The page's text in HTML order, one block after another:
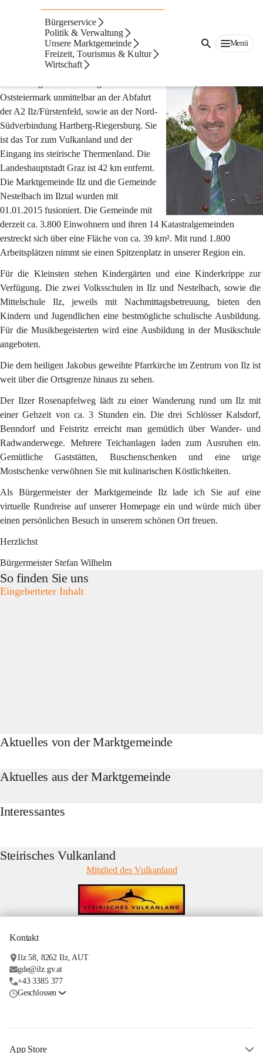
Bürgerservice
Politik & Verwaltung
Unsere Marktgemeinde
Freizeit, Tourismus & Kultur
Wirtschaft
Menü
Der Bürgermeister begrüßt
Oststeiermark unmittelbar an der Abfahrt
der A2 Ilz/Fürstenfeld, sowie an der Nord-
Südverbindung Hartberg-Riegersburg. Sie
ist das Tor zum Vulkanland und der
Eingang ins steirische Thermenland. Die
Landeshauptstadt Graz ist 42 km entfernt.
Die Marktgemeinde Ilz und die Gemeinde
Nestelbach im Ilztal wurden mit
01.01.2015 fusioniert. Die Gemeinde mit
derzeit ca. 3.800 Einwohnern und ihren 14 Katastralgemeinden
erstreckt sich über eine Fläche von ca. 39 km². Mit rund 1.800
Arbeitsplätzen nimmt sie einen Spitzenplatz in unserer Region ein.
Für die Kleinsten stehen Kindergärten und eine Kinderkrippe zur
Verfügung. Die zwei Volksschulen in Ilz und Nestelbach, sowie die
Mittelschule Ilz, jeweils mit Nachmittagsbetreuung, bieten den
Kindern und Jugendlichen eine bestmögliche schulische Ausbildung.
Für die Musikbegeisterten wird eine Ausbildung in der Musikschule
angeboten.
Die dem heiligen Jakobus geweihte Pfarrkirche im Zentrum von Ilz ist
weit über die Ortsgrenze hinaus zu sehen.
Der Ilzer Rosenapfelweg lädt zu einer Wanderung rund um Ilz mit
einer Gehzeit von ca. 3 Stunden ein. Die drei Schlösser Kalsdorf,
Benndorf und Feistritz erreicht man gemütlich über Wander- und
Radwanderwege. Mehrere Teichanlagen laden zum Ausruhen ein.
Gemütliche Gaststätten, Buschenschenken und eine urige
Mostschenke verwöhnen Sie mit kulinarischen Köstlichkeiten.
Als Bürgermeister der Marktgemeinde Ilz lade ich Sie auf eine
virtuelle Rundreise auf unserer Homepage ein und würde mich über
einen persönlichen Besuch in unserem schönen Ort freuen.
Herzlichst
Bürgermeister Stefan Wilhelm
So finden Sie uns
Eingebetteter Inhalt
Aktuelles von der Marktgemeinde
Aktuelles aus der Marktgemeinde
Interessantes
Steirisches Vulkanland
Mitglied des Vulkanland
Kontakt
Ilz 58, 8262 Ilz, AUT
gde@ilz.gv.at
+43 3385 377
Geschlossen
App Store